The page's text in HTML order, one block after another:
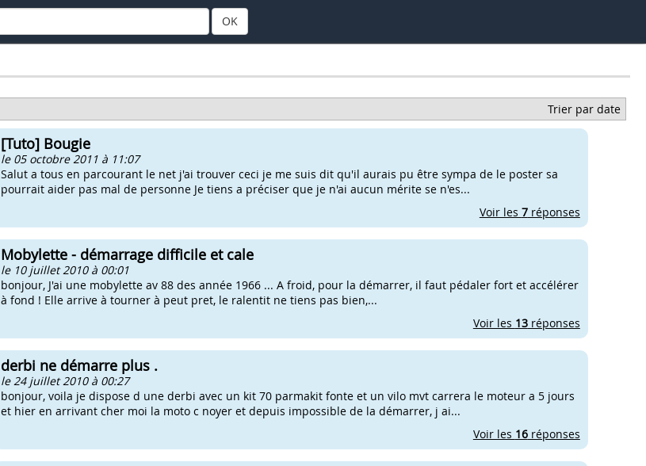
OK
Trier par date
[Tuto] Bougie
le 05 octobre 2011 à 11:07
Salut a tous en parcourant le net j'ai trouver ceci je me suis dit qu'il aurais pu être sympa de le poster sa
pourrait aider pas mal de personne Je tiens a préciser que je n'ai aucun mérite se n'es...
Voir les 7réponses
Mobylette - démarrage difficile et cale
le 10 juillet 2010 à 00:01
bonjour, J'ai une mobylette av 88 des année 1966 ... A froid, pour la démarrer, il faut pédaler fort et accélérer
à fond ! Elle arrive à tourner à peut pret, le ralentit ne tiens pas bien,...
Voir les 13réponses
derbi ne démarre plus .
le 24 juillet 2010 à 00:27
bonjour, voila je dispose d une derbi avec un kit 70 parmakit fonte et un vilo mvt carrera le moteur a 5 jours
et hier en arrivant cher moi la moto c noyer et depuis impossible de la démarrer, j ai...
Voir les 16réponses